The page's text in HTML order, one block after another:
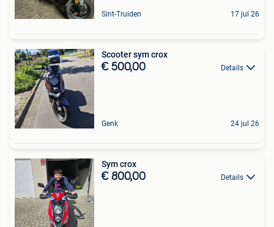
Sint-Truiden 17 jul 26
Scooter sym crox
€ 500,00 Details
Genk 24 jul 26
Sym crox
€ 800,00 Details